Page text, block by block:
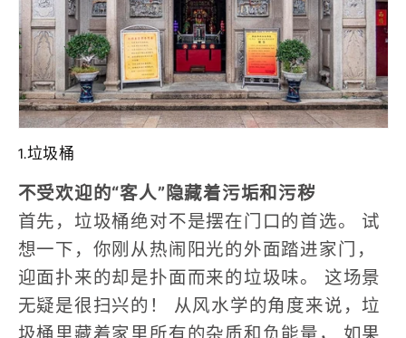
1.垃圾桶
不受欢迎的“客人”隐藏着污垢和污秽
首先，垃圾桶绝对不是摆在门口的首选。
试
想一下，你刚从热闹阳光的外面踏进家门，
迎面扑来的却是扑面而来的垃圾味。
这场景
无疑是很扫兴的！
从风水学的角度来说，垃
圾桶里藏着家里所有的杂质和负能量，
如果